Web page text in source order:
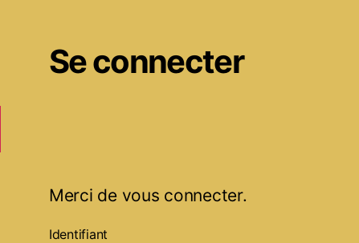
Se connecter
Merci de vous connecter.
Identifiant